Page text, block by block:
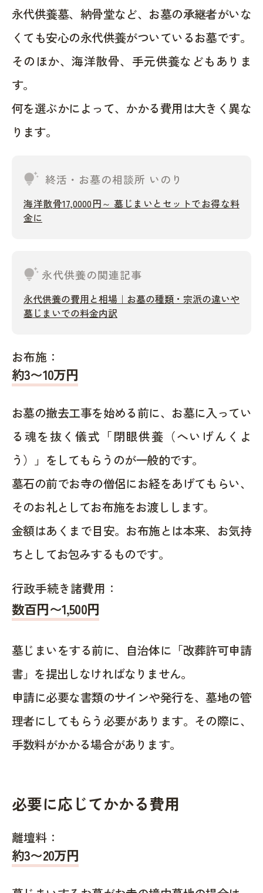
永代供養墓、納骨堂など、お墓の承継者がいな
くても安心の永代供養がついているお墓です。
そのほか、海洋散骨、手元供養などもありま
す。
何を選ぶかによって、かかる費用は大きく異な
ります。
tips_and_updates 終活・お墓の相談所 いのり
海洋散骨17,0000円～ 墓じまいとセットでお得な料
金に
tips_and_updates 永代供養の関連記事
永代供養の費用と相場｜お墓の種類・宗派の違いや
墓じまいでの料金内訳
お布施：
約3〜10万円
お墓の撤去工事を始める前に、お墓に入ってい
る魂を抜く儀式「閉眼供養（へいげんくよ
う）」をしてもらうのが一般的です。
墓石の前でお寺の僧侶にお経をあげてもらい、
そのお礼としてお布施をお渡しします。
金額はあくまで目安。お布施とは本来、お気持
ちとしてお包みするものです。
行政手続き諸費用：
数百円〜1,500円
墓じまいをする前に、自治体に「改葬許可申請
書」を提出しなければなりません。
申請に必要な書類のサインや発行を、墓地の管
理者にしてもらう必要があります。その際に、
手数料がかかる場合があります。
必要に応じてかかる費用
離壇料：
約3〜20万円